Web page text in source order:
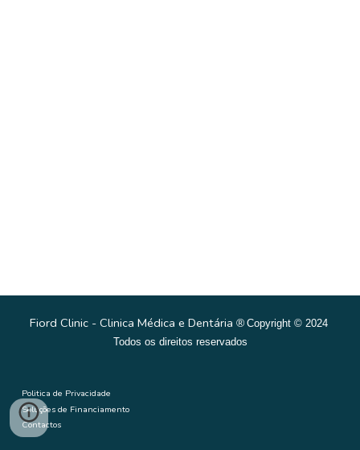
Fiord Clinic - Clinica Médica e Dentária ® Copyright © 2024
Todos os direitos reservados
Politica de Privacidade
Soluções de Financiamento
Contactos